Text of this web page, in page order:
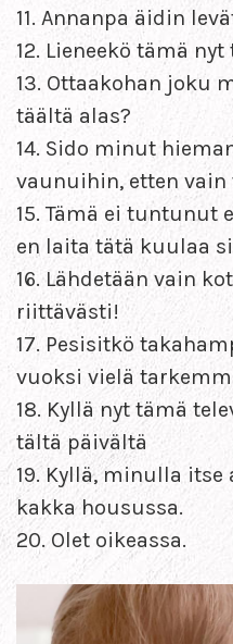
11. Annanpa äidin
12. Lieneekö tämä
13. Ottaakohan joku
täältä alas?
14. Sido minut
vaunuihin, etten vain
15. Tämä ei tuntunut
en laita tätä kuulaa
16. Lähdetään vain
riittävästi!
17. Pesisitkö
vuoksi vielä
18. Kyllä nyt tämä
tältä päivältä
19. Kyllä, minulla
kakka housussa.
20. Olet oikeassa.